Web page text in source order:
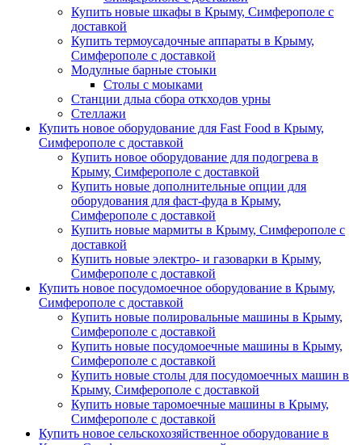
Купить новые шкафы в Крыму, Симферополе с
доставкой
Купить термоусадочные аппараты в Крыму,
Симферополе с доставкой
Модулные барные стоыки
Столы с моыками
Станции длыа сбора откходов урны
Стеллажи
Купить новое оборудование для Fast Food в Крыму,
Симферополе с доставкой
Купить новое оборудование для подогрева в
Крыму, Симферополе с доставкой
Купить новые дополнительные опции для
оборудования для фаст-фуда в Крыму,
Симферополе с доставкой
Купить новые мармиты в Крыму, Симферополе с
доставкой
Купить новые электро- и газоварки в Крыму,
Симферополе с доставкой
Купить новое посудомоечное оборудование в Крыму,
Симферополе с доставкой
Купить новые полировальные машины в Крыму,
Симферополе с доставкой
Купить новые посудомоечные машины в Крыму,
Симферополе с доставкой
Купить новые столы для посудомоечных машин в
Крыму, Симферополе с доставкой
Купить новые таромоечные машины в Крыму,
Симферополе с доставкой
Купить новое сельскохозяйственное оборудование в